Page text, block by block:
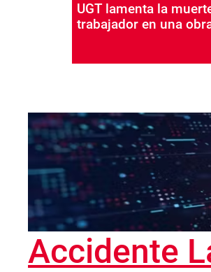
UGT lamenta la
trabajador en una
Accidente